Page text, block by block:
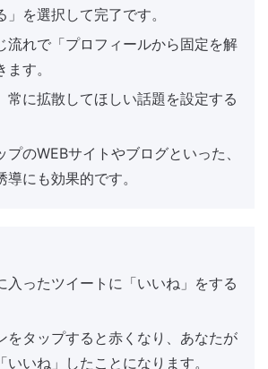
を選択して完了です。
流れで「プロフィールから固定を解
す。
常に拡散してほしい話題を設定する
プのWEBサイトやブログといった、
にも効果的です。
入ったツイートに「いいね」をする
をタップすると赤くなり、あなたが
いね」したことになります。